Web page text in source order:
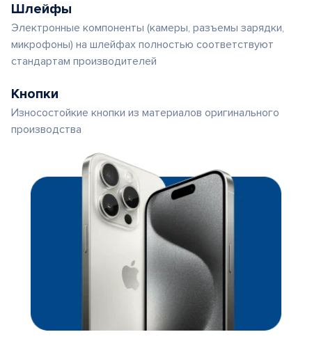
Шлейфы
Электронные компоненты (камеры, разъемы зарядки,
микрофоны) на шлейфах полностью соответствуют
стандартам производителей
Кнопки
Износостойкие кнопки из материалов оригинального
производства